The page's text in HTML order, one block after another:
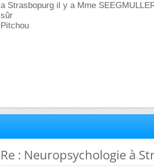
a Strasbopurg il y a Mme
sûr
Pitchou
Re : Neuropsychologie à